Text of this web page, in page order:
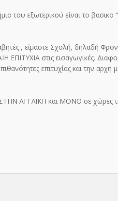
του εξωτερικού είναι το βασικο
, είμαστε Σχολή, δηλαδή
ΕΠΙΤΥΧΙΑ στις εισαγωγικές.
επιτυχίας και την αρχή
ΑΓΓΛΙΚΗ και ΜΟΝΟ σε χώρες